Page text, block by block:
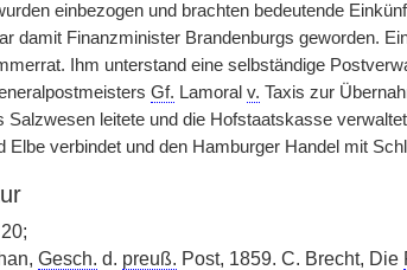
einbezogen und brachten bedeutende
damit Finanzminister Brandenburgs geworden.
Ihm unterstand eine selbständige
Gf. Lamoral v. Taxis zur
Salzwesen leitete und die Hofstaatskasse
Elbe verbindet und den Hamburger Handel mit
Gesch. d. preuß. Post, 1859. C. Brecht, Die